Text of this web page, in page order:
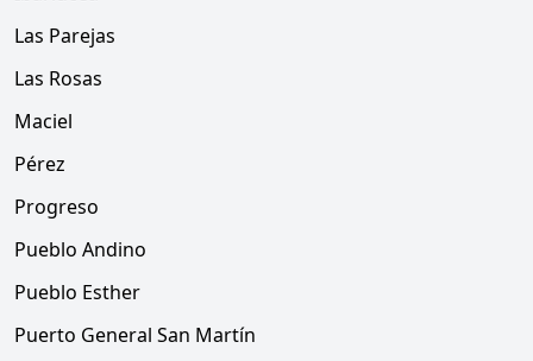
Las Parejas
Las Rosas
Maciel
Pérez
Progreso
Pueblo Andino
Pueblo Esther
Puerto General San Martín